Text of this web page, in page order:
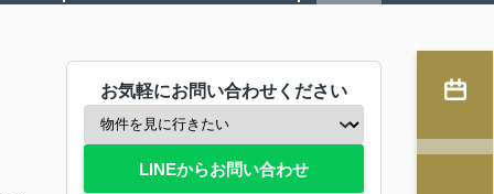
お気軽にお問い合わせください
LINEからお問い合わせ